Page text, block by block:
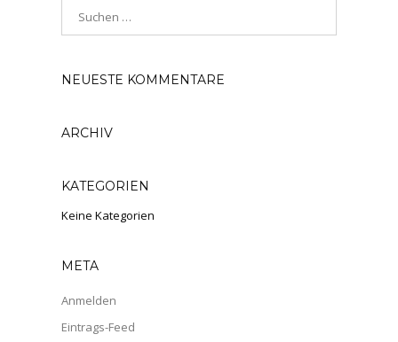
NEUESTE KOMMENTARE
ARCHIV
KATEGORIEN
Keine Kategorien
META
Anmelden
Eintrags-Feed